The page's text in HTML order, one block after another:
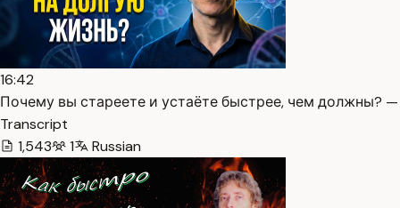
16:42
Почему вы стареете и устаёте быстрее, чем должны? —
Transcript
1,543
1 Russian